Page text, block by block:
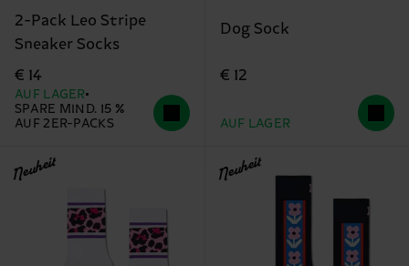
2-Pack Leo Stripe
Sneaker Socks
€ 14
AUF LAGER
SPARE MIND. 15 %
AUF 2ER-PACKS
Dog Sock
€ 12
AUF LAGER
Neuheit Neuheit